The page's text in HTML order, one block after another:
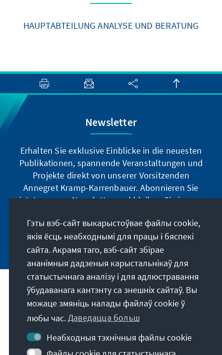
HAUPTABTEILUNG ANALYSE UND BERATUNG
Newsletter
Erhalten Sie exklusive Einblicke in die neuesten
Publikationen, spannende Veranstaltungen und
Projekte direkt von unserer Vorsitzenden
Annegret Kramp-Karrenbauer. Abonnieren Sie
jetzt unseren Newsletter und bleiben Sie immer
Jetzt abonnieren
Наша місія
Кантакт
Іншыя прапановы ад фундацыі
Гэты вэб-сайт выкарыстоўвае файлы cookie,
якія ёсць неабходнымі для працы і бяспекі
сайта. Акрамя таго, вэб-сайт збірае
ананімныя дадзеныя карыстальнікаў для
статыстычнага аналізу і для адлюстравання
ўбудаванага кантэнту са знешніх сайтаў. Вы
можаце змяніць налады файлаў cookie ў
любы час.Даведацца больш
Неабходныя тэхнічныя файлы cookie